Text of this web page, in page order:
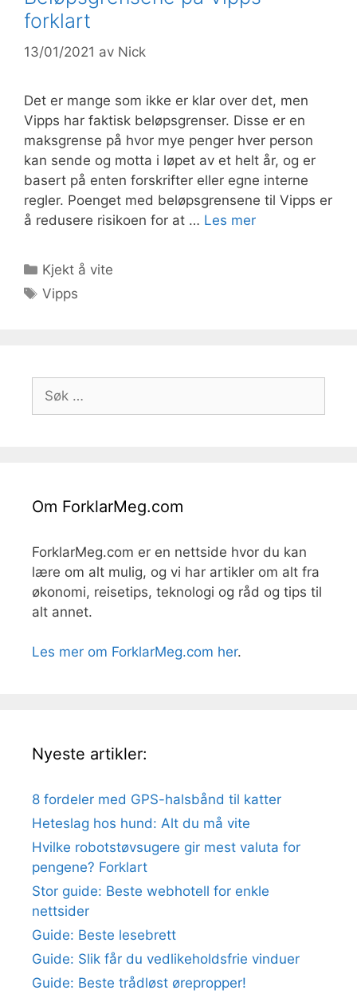
forklart
13/01/2021 av Nick
Det er mange som ikke er klar over det, men
Vipps har faktisk beløpsgrenser. Disse er en
maksgrense på hvor mye penger hver person
kan sende og motta i løpet av et helt år, og er
basert på enten forskrifter eller egne interne
regler. Poenget med beløpsgrensene til Vipps er
å redusere risikoen for at … Les mer
Kategorier
Kjekt å vite
Stikkord
Vipps
etter:
Om ForklarMeg.com
ForklarMeg.com er en nettside hvor du kan
lære om alt mulig, og vi har artikler om alt fra
økonomi, reisetips, teknologi og råd og tips til
alt annet.
Les mer om ForklarMeg.com her.
Nyeste artikler:
8 fordeler med GPS-halsbånd til katter
Heteslag hos hund: Alt du må vite
Hvilke robotstøvsugere gir mest valuta for
pengene? Forklart
Stor guide: Beste webhotell for enkle
nettsider
Guide: Beste lesebrett
Guide: Slik får du vedlikeholdsfrie vinduer
Guide: Beste trådløst ørepropper!